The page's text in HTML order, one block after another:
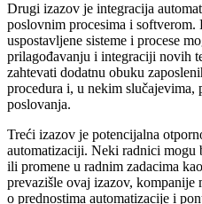
Drugi izazov je integracija
poslovnim procesima i
uspostavljene sisteme i procese
prilagođavanju i integraciji novih
zahtevati dodatnu obuku
procedura i, u nekim slučajevima,
poslovanja.
Treći izazov je potencijalna
automatizaciji. Neki radnici mogu
ili promene u radnim zadacima
prevazišle ovaj izazov, kompanije
o prednostima automatizacije i